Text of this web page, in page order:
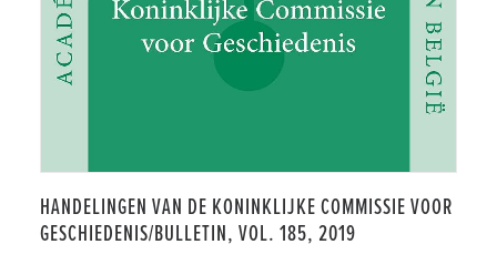
HANDELINGEN VAN DE KONINKLIJKE COMMISSIE VOOR
GESCHIEDENIS/BULLETIN, VOL. 185, 2019